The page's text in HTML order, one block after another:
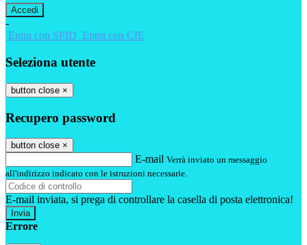
-
Entra con SPID Entra con CIE
Seleziona utente
button close ×
Recupero password
button close ×
E-mail Verrà inviato un messaggio
all'indirizzo indicato con le istruzioni necessarie.
E-mail inviata, si prega di controllare la casella di posta elettronica!
Errore